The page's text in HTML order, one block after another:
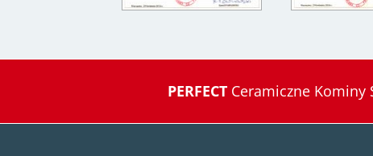
PERFECTCeramiczne Kominy